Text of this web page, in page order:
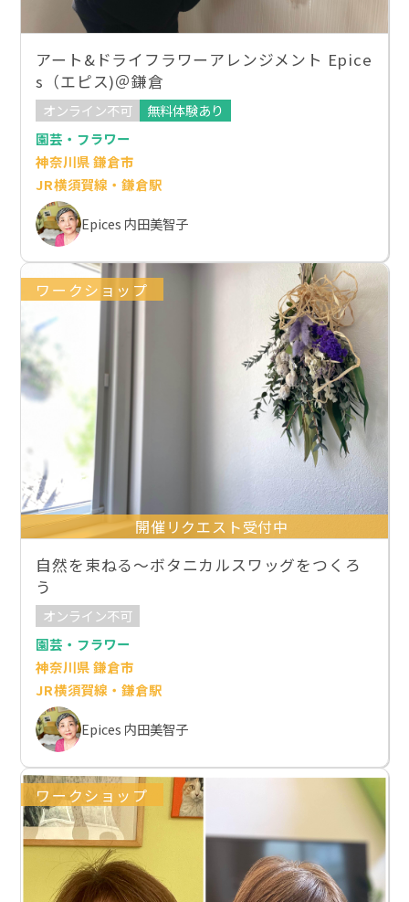
アート&ドライフラワーアレンジメント Epice
s（エピス)＠鎌倉
オンライン不可
無料体験あり
園芸・フラワー
神奈川県 鎌倉市
JR横須賀線・鎌倉駅
Epices 内田美智子
ワークショップ
開催リクエスト受付中
自然を束ねる〜ボタニカルスワッグをつくろ
う
オンライン不可
園芸・フラワー
神奈川県 鎌倉市
JR横須賀線・鎌倉駅
Epices 内田美智子
ワークショップ